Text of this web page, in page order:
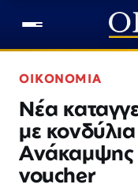
ΟΙΚΟΝΟΜΙΑ
Νέα
με
Ανάκαμψης
voucher